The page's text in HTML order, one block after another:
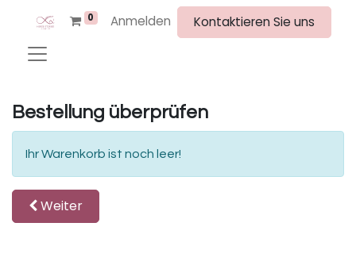
0 Anmelden Kontaktieren Sie uns
Bestellung überprüfen
Ihr Warenkorb ist noch leer!
Weiter